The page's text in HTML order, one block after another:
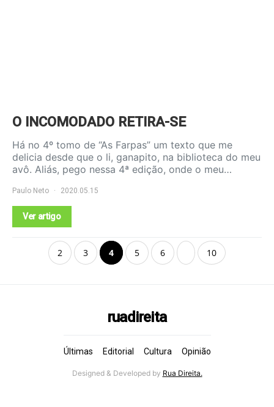
O INCOMODADO RETIRA-SE
Há no 4º tomo de “As Farpas” um texto que me
delicia desde que o li, ganapito, na biblioteca do meu
avô. Aliás, pego nessa 4ª edição, onde o meu…
Paulo Neto 2020.05.15
Ver artigo
2 3 4 5 6 10
ruadireita
Últimas Editorial Cultura Opinião
Designed & Developed by Rua Direita.